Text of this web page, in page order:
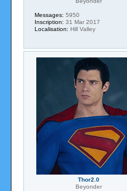
Messages: 5950
Inscription: 31 Mar 2017
Localisation: Hill Valley
Thor2.0
Beyonder